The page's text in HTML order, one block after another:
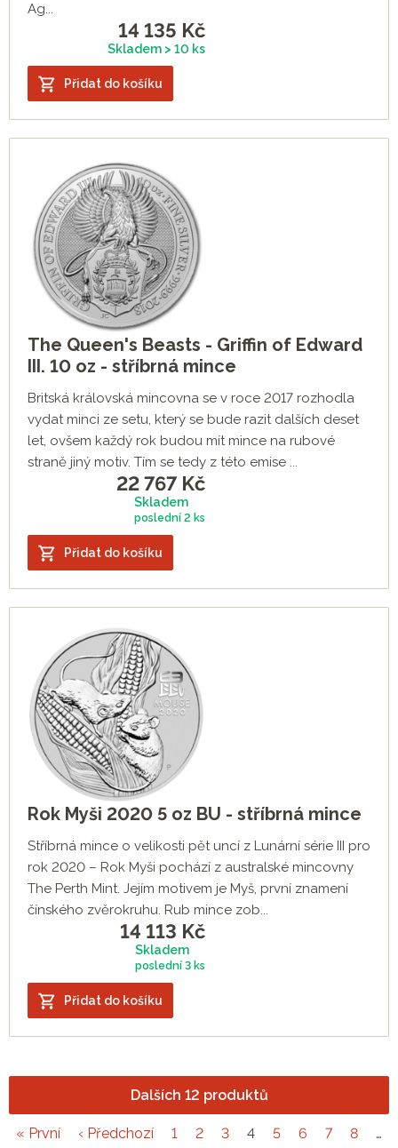
Ag...
14 135 Kč
Skladem > 10 ks
Přidat do košíku
The Queen's Beasts - Griffin of Edward
III. 10 oz - stříbrná mince
Britská královská mincovna se v roce 2017 rozhodla
vydat minci ze setu, který se bude razit dalších deset
let, ovšem každý rok budou mít mince na rubové
straně jiný motiv. Tím se tedy z této emise ...
22 767 Kč
Skladem
poslední 2 ks
Přidat do košíku
Rok Myši 2020 5 oz BU - stříbrná mince
Stříbrná mince o velikosti pět uncí z Lunární série III pro
rok 2020 – Rok Myši pochází z australské mincovny
The Perth Mint. Jejím motivem je Myš, první znamení
čínského zvěrokruhu. Rub mince zob...
14 113 Kč
Skladem
poslední 3 ks
Přidat do košíku
Dalších 12 produktů
« První ‹ Předchozí 1 2 3 4 5 6 7 8
…